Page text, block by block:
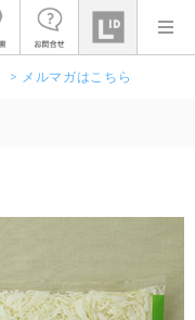
> メルマガはこちら